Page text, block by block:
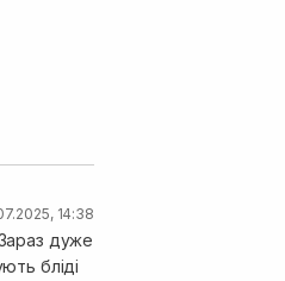
14:38
дуже
бліді